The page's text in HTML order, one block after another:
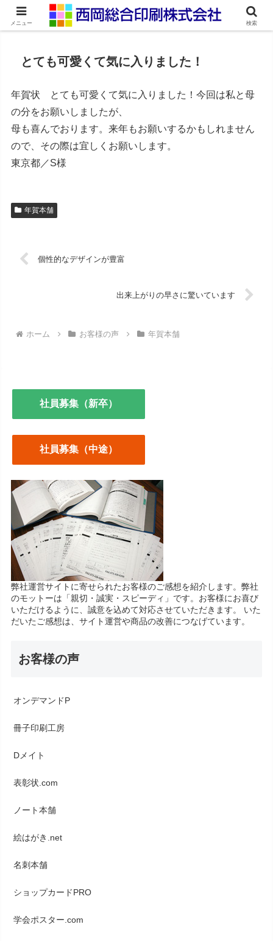
ネット印刷通販・オンデマンド印刷
とても可愛くて気に入りました！
年賀状 とても可愛くて気に入りました！今回は私と母
の分をお願いしましたが、
母も喜んでおります。来年もお願いするかもしれません
ので、その際は宜しくお願いします。
東京都／S様
年賀本舗
個性的なデザインが豊富
出来上がりの早さに驚いています
ホーム お客様の声 年賀本舗
社員募集（新卒）
社員募集（中途）
弊社運営サイトに寄せられたお客様のご感想を紹介します。弊社
のモットーは「親切・誠実・スピーディ」です。お客様にお喜び
いただけるように、誠意を込めて対応させていただきます。 いた
だいたご感想は、サイト運営や商品の改善につなげています。
お客様の声
オンデマンドP
冊子印刷工房
Dメイト
表彰状.com
ノート本舗
絵はがき.net
名刺本舗
ショップカードPRO
学会ポスター.com
メニュー 検索